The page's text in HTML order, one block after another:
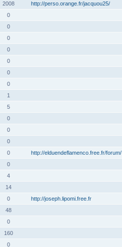
2008 http://perso.orange.fr/jacquou25/
0
0
0
0
0
0
0
1
5
0
0
0
0 http://elduendeflamenco.free.fr/forum/
0
4
14
0 http://joseph.lipomi.free.fr
48
0
160
0